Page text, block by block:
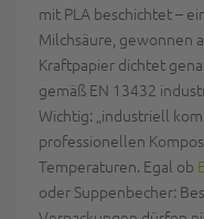
mit PLA beschichtet –
Milchsäure, gewonnen
Kraftpapier dichtet
gemäß EN 13432
Wichtig: „industriell
professionellen
Temperaturen. Egal ob
oder Suppenbecher: